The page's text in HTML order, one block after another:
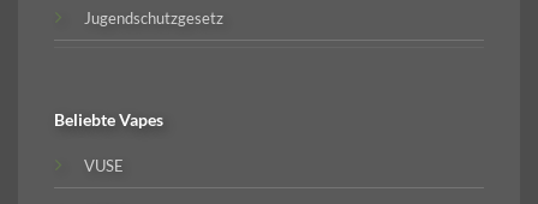
Jugendschutzgesetz
BeliebteVapes
VUSE